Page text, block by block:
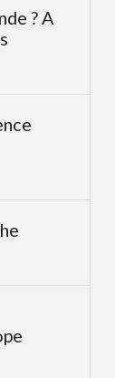
? A